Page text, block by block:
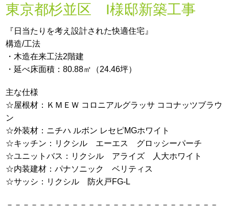
東京都杉並区 I様邸新築工事
『日当たりを考え設計された快適住宅』
構造/工法
・木造在来工法2階建
・延べ床面積：80.88㎡（24.46坪）
主な仕様
☆屋根材：ＫＭＥＷ コロニアルグラッサ ココナッツブラウ
ン
☆外装材：ニチハ ルボン レセピMGホワイト
☆キッチン：リクシル エーエス グロッシーパーチ
☆ユニットバス：リクシル アライズ 人大ホワイト
☆内装建材：パナソニック ベリティス
☆サッシ：リクシル 防火戸FG-L
－－－－－－－－－－－－－－－－－－－－－－－－－－